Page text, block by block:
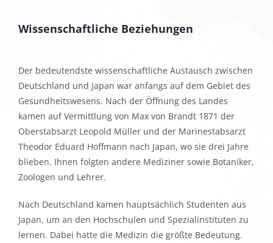
Wissenschaftliche Beziehungen
Der bedeutendste wissenschaftliche Austausch zwischen
Deutschland und Japan war anfangs auf dem Gebiet des
Gesundheitswesens. Nach der Öffnung des Landes
kamen auf Vermittlung von Max von Brandt 1871 der
Oberstabsarzt Leopold Müller und der Marinestabsarzt
Theodor Eduard Hoffmann nach Japan, wo sie drei Jahre
blieben. Ihnen folgten andere Mediziner sowie Botaniker,
Zoologen und Lehrer.
Nach Deutschland kamen hauptsächlich Studenten aus
Japan, um an den Hochschulen und Spezialinstituten zu
lernen. Dabei hatte die Medizin die größte Bedeutung.